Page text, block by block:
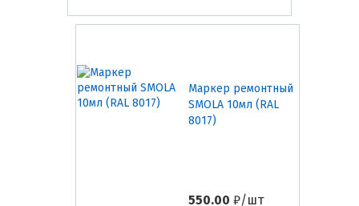
Маркер ремонтный
SMOLA 10мл (RAL
8017)
550.00 ₽/шт